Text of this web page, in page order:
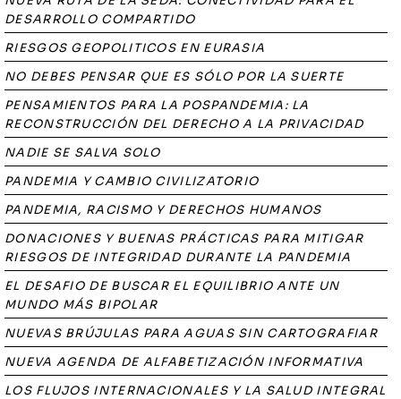
DESARROLLO COMPARTIDO
RIESGOS GEOPOLITICOS EN EURASIA
NO DEBES PENSAR QUE ES SÓLO POR LA SUERTE
PENSAMIENTOS PARA LA POSPANDEMIA: LA
RECONSTRUCCIÓN DEL DERECHO A LA PRIVACIDAD
NADIE SE SALVA SOLO
PANDEMIA Y CAMBIO CIVILIZATORIO
PANDEMIA, RACISMO Y DERECHOS HUMANOS
DONACIONES Y BUENAS PRÁCTICAS PARA MITIGAR
RIESGOS DE INTEGRIDAD DURANTE LA PANDEMIA
EL DESAFIO DE BUSCAR EL EQUILIBRIO ANTE UN
MUNDO MÁS BIPOLAR
NUEVAS BRÚJULAS PARA AGUAS SIN CARTOGRAFIAR
NUEVA AGENDA DE ALFABETIZACIÓN INFORMATIVA
LOS FLUJOS INTERNACIONALES Y LA SALUD INTEGRAL